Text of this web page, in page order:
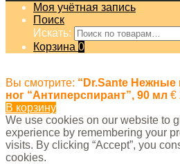
Моя учётная запись
Поиск
Искать:
Корзина 0
Вы смотрите: “Dr.Sante Нежные
ног “Антиперспирант”, 90 мл €
В корзину
We use cookies on our website to
experience by remembering your
visits. By clicking “Accept”, you
cookies.